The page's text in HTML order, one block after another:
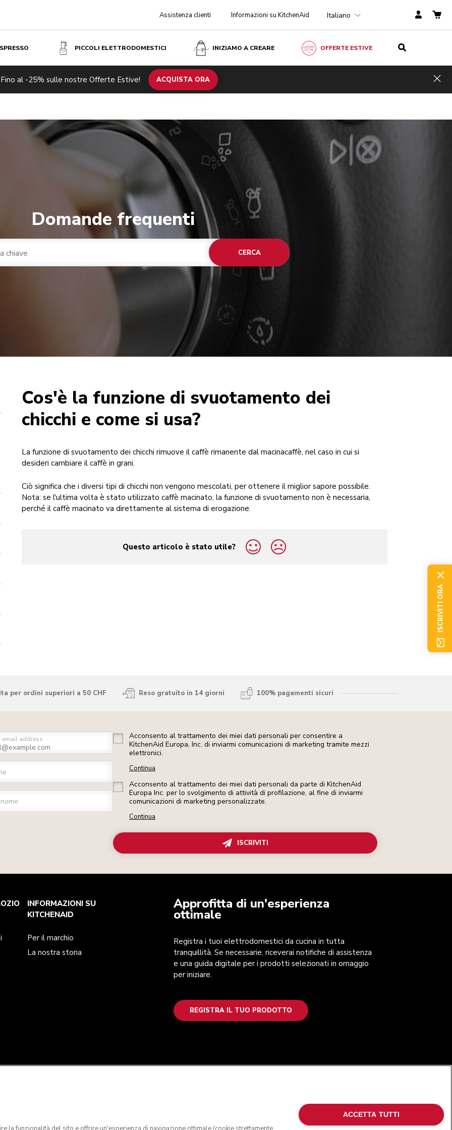
Assistenza clienti Informazioni su KitchenAid Italiano
PICCOLI ELETTRODOMESTICI INIZIAMO A CREARE OFFERTE ESTIVE
Fino al -25% sulle nostre Offerte Estive! ACQUISTA ORA
Domande frequenti
CERCA
Cos'è la funzione di svuotamento dei
chicchi e come si usa?
La funzione di svuotamento dei chicchi rimuove il caffè rimanente dal macinacaffè, nel caso in cui si
desideri cambiare il caffè in grani.
Ciò significa che i diversi tipi di chicchi non vengono mescolati, per ottenere il miglior sapore possibile.
Nota: se l'ultima volta è stato utilizzato caffè macinato, la funzione di svuotamento non è necessaria,
perché il caffè macinato va direttamente al sistema di erogazione.
Questo articolo è stato utile?
yes
no
integrato
per ordini superiori a 50 CHF Reso gratuito in 14 giorni 100% pagamenti sicuri
email address
Acconsento al trattamento dei miei dati personali per consentire a
KitchenAid Europa, Inc. di inviarmi comunicazioni di marketing tramite mezzi
elettronici.
Continua
Acconsento al trattamento dei miei dati personali da parte di KitchenAid
Europa Inc. per lo svolgimento di attività di profilazione, al fine di inviarmi
comunicazioni di marketing personalizzate.
Continua
ISCRIVITI
Approfitta di un'esperienza
ottimale
Registra i tuoi elettrodomestici da cucina in tutta
tranquillità. Se necessarie, riceverai notifiche di assistenza
e una guida digitale per i prodotti selezionati in omaggio
per iniziare.
REGISTRA IL TUO PRODOTTO
INFORMAZIONI SU
KITCHENAID
Per il marchio
La nostra storia
ISCRIVITI ORA
ACCETTA TUTTI